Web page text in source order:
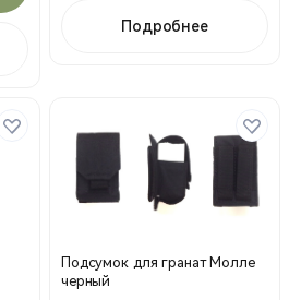
Подробнее
Подсумок для гранат Молле
черный